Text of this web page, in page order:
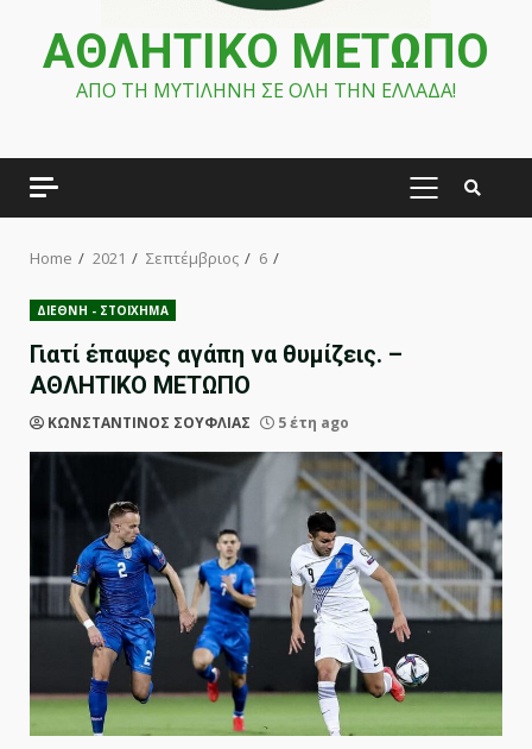
ΑΘΛΗΤΙΚΟ ΜΕΤΩΠΟ
ΑΠΟ ΤΗ ΜΥΤΙΛΗΝΗ ΣΕ ΟΛΗ ΤΗΝ ΕΛΛΑΔΑ!
PRIMARY
Home 2021 Σεπτέμβριος 6
ΔΙΕΘΝΗ - ΣΤΟΙΧΗΜΑ
Γιατί έπαψες αγάπη να θυμίζεις. –
ΑΘΛΗΤΙΚΟ ΜΕΤΩΠΟ
ΚΩΝΣΤΑΝΤΙΝΟΣ ΣΟΥΦΛΙΑΣ 5 έτη ago